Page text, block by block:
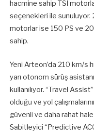
hacmine sahip TSI
seçenekleri ile sunuluyor.
motorlar ise 150 PS ve
sahip.
Yeni Arteon’da 210 km/s
yarı otonom sürüş
kullanılıyor. “Travel
olduğu ve yol
güvenli ve daha rahat
Sabitleyici “Predictive